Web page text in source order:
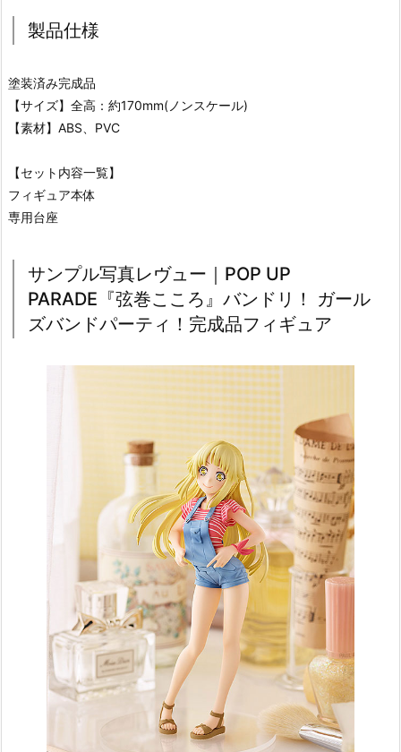
製品仕様
塗装済み完成品
【サイズ】全高：約170mm(ノンスケール)
【素材】ABS、PVC
【セット内容一覧】
フィギュア本体
専用台座
サンプル写真レヴュー｜POP UP
PARADE『弦巻こころ』バンドリ！ ガール
ズバンドパーティ！完成品フィギュア